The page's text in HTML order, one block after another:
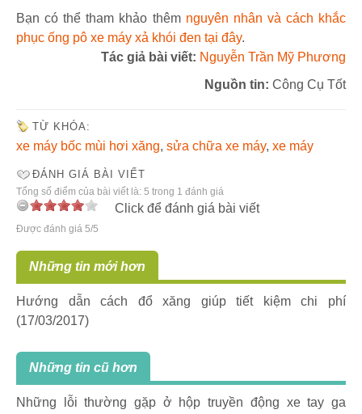
Bạn có thể tham khảo thêm nguyên nhân và cách khắc
phục ống pô xe máy xả khói đen tại đây.
Tác giả bài viết: Nguyễn Trần Mỹ Phương
Nguồn tin: Công Cụ Tốt
TỪ KHÓA:
xe máy bốc mùi hơi xăng, sửa chữa xe máy, xe máy
ĐÁNH GIÁ BÀI VIẾT
Tổng số điểm của bài viết là: 5 trong 1 đánh giá
Click để đánh giá bài viết
Được đánh giá 5/5
Những tin mới hơn
Hướng dẫn cách đổ xăng giúp tiết kiệm chi phí
(17/03/2017)
Những tin cũ hơn
Những lỗi thường gặp ở hộp truyền động xe tay ga